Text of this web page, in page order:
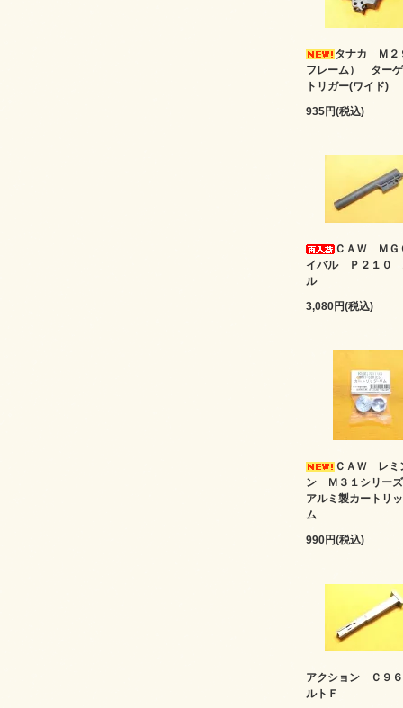
タナカ Ｍ２
フレーム） ター
トリガー(ワイド)
935円(税込)
ＣＡＷ ＭＧ
イバル Ｐ２１０
ル
3,080円(税込)
ＣＡＷ レミ
ン Ｍ３１シリ
アルミ製カートリ
ム
990円(税込)
アクション Ｃ９
ルトＦ